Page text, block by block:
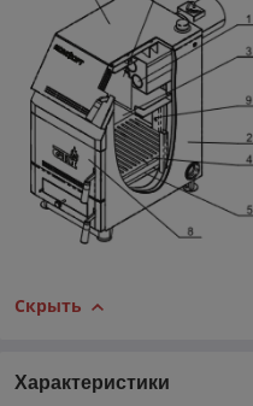
Скрыть
Характеристики